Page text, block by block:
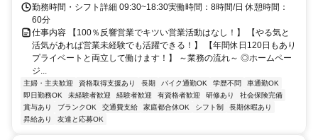
勤務時間・シフト詳細 09:30~18:30実働時間：8時間/日 休憩時間：
60分
仕事内容 【100％反響営業でキツい営業活動はなし！】 【やる気と
活気があれば営業未経験でも活躍できる！】 【年間休日120日もあり
プライベートと両立して働けます！】 ～業務の流れ～ ◎ホームペー
ジ...
主婦・主夫歓迎 資格取得支援あり 長期 バイク通勤OK 学歴不問
車通勤OK
即日勤務OK
未経験者歓迎 経験者歓迎 有資格者歓迎 研修あり
社会保険完備
賞与あり
ブランクOK 交通費支給 家庭都合休OK シフト制
長期休暇あり
昇給あり
友達と応募OK